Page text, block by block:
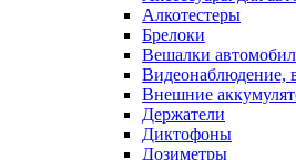
Алкотестеры
Брелоки
Вешалки
Видеонаблюдение,
Внешние
Держатели
Диктофоны
Дозиметры